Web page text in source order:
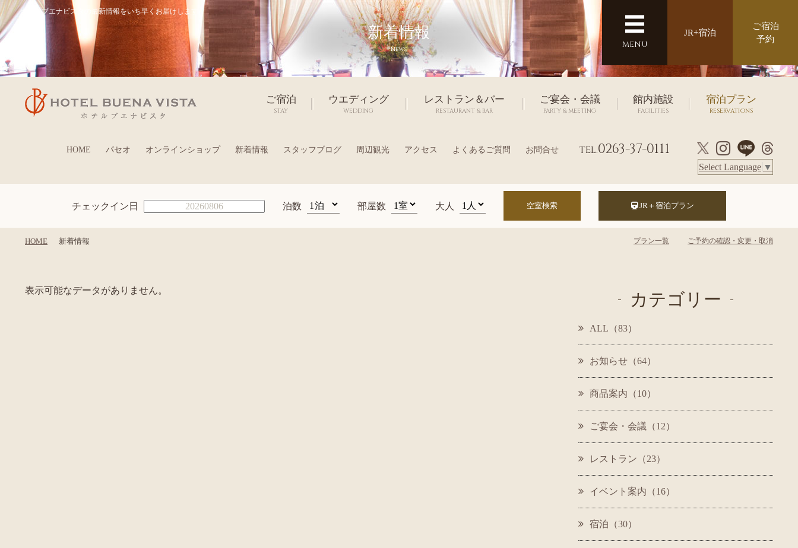
ホテルブエナビスタの最新情報をいち早くお届けします
新着情報
News
ご宿泊
STAY
ウエディング
WEDDING
レストラン＆バー
RESTAURANT & BAR
ご宴会・会議
PARTY & MEETING
館内施設
FACILITIES
宿泊プラン
RESERVATIONS
HOME パセオ オンラインショップ 新着情報 スタッフブログ 周辺観光 アクセス よくあるご質問 お問合せ tel.0263-37-0111
Select Language ▼
チェックイン日 泊数 部屋数 大人 JR＋宿泊プラン
プラン一覧 ご予約の確認・変更・取消
HOME 新着情報
表示可能なデータがありません。 カテゴリー
ALL（83）
お知らせ（64）
商品案内（10）
ご宴会・会議（12）
レストラン（23）
イベント案内（16）
宿泊（30）
MENU
JR+宿泊
ご宿泊
予約